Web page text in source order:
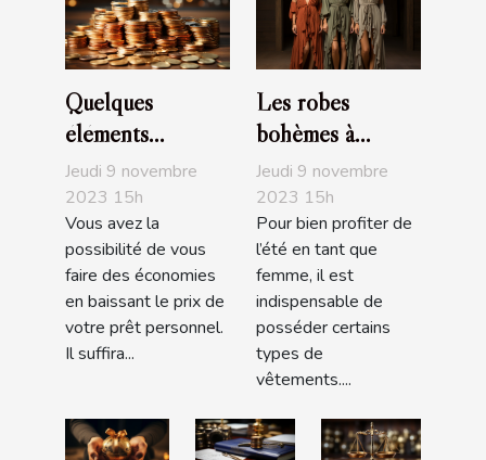
Quelques
éléments
nécessaires pour
baisser le prix de
son prêt
personnel
Jeudi 9 novembre
2023 15h
Vous avez la
possibilité de vous
faire des économies
en baissant le prix de
votre prêt personnel.
Il suffira...
Les robes
bohèmes à
acheter
obligatoirement
pour l’été
Jeudi 9 novembre
2023 15h
Pour bien profiter de
l’été en tant que
femme, il est
indispensable de
posséder certains
types de
vêtements....